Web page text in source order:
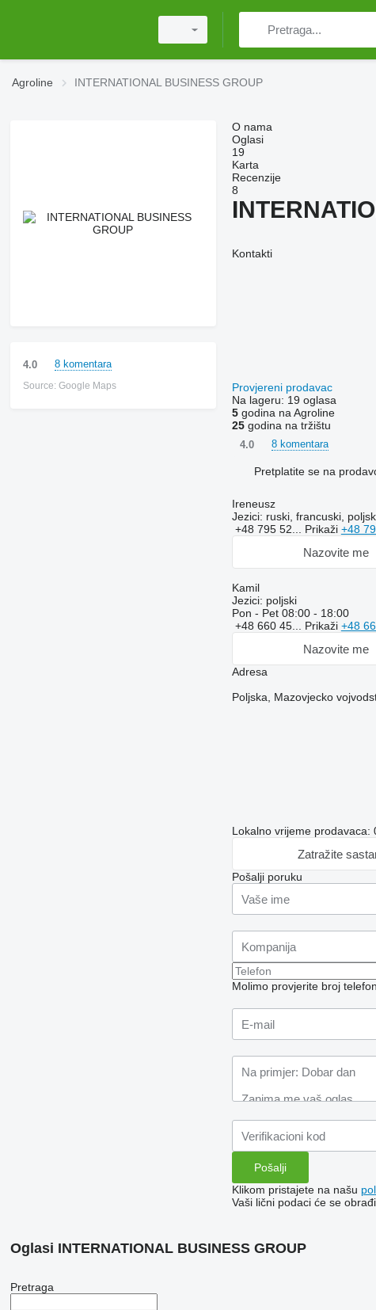
Agroline INTERNATIONAL BUSINESS GROUP
4.0 8 komentara
Source: Google Maps
O nama
Oglasi
19
Karta
Recenzije
8
Kontakti
Provjereni prodavac
Na lageru: 19 oglasa
5godina na Agroline
25godina na tržištu
4.0 8 komentara
Pretplatite se na
Ireneusz
Jezici: ruski, francuski,
+48 795 52... Prikaži +48
Nazovite me
Kamil
Jezici: poljski
Pon - Pet 08:00 - 18:00
+48 660 45... Prikaži +48
Nazovite me
Adresa
Poljska, Mazovjecko
Lokalno vrijeme prodavaca:
Zatražite
Pošalji poruku
Molimo provjerite broj
Klikom pristajete na našu
Vaši lični podaci će se
Oglasi INTERNATIONAL BUSINESS GROUP
Pretraga